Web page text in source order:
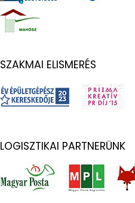
SZAKMAI ELISMERÉS
LOGISZTIKAI PARTNERÜNK